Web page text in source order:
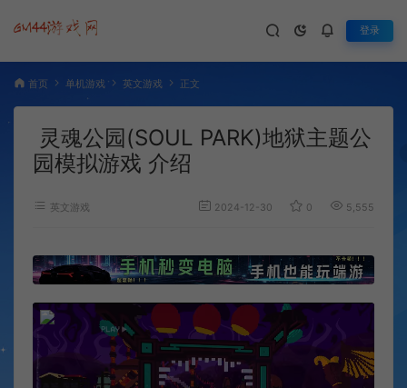
登录
首页 单机游戏 英文游戏 正文
灵魂公园(SOUL PARK)地狱主题公
园模拟游戏 介绍
英文游戏 2024-12-30 0 5,555